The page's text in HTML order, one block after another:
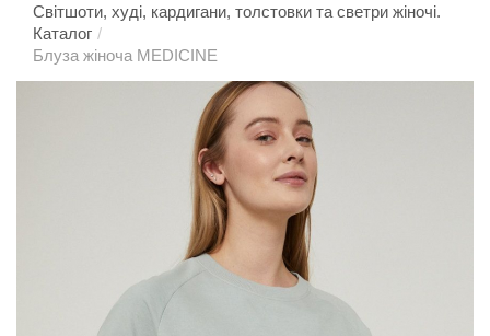
Головна
Світшоти, худі, кардигани, толстовки та светри жіночі.
Каталог /
Блуза жіноча MEDICINE